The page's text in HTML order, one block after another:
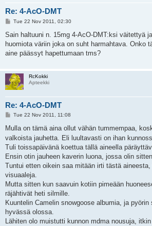
Re: 4-AcO-DMT
P
s
Tue 22 Nov 2011, 02:30
Sain haltuuni n. 15mg 4-AcO-DMT:ksi väitettyä
huomiota väriin joka on suht harmahtava. Onko
aine päässyt hapettumaan tms?
RcKokki
Apteekki
Re: 4-AcO-DMT
P
s
Tue 22 Nov 2011, 11:08
Mulla on tämä aina ollut vähän tummempaa,
valkoista jauhetta. Eli luultavasti on ihan
Tuli toissapäivänä koettua tällä aineella
Ensin otin jauheen kaverin luona, jossa olin
Tuntui etten oikein saa mitään irti tästä
visuaaleja.
Mutta sitten kun saavuin kotiin pimeään
räjähtivät heti silmille.
Kuuntelin Camelin snowgoose albumia, ja
hyvässä olossa.
Lähiten olo muistutti kunnon mdma nousuja,